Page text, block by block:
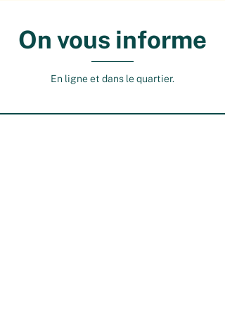
On vous informe
En ligne et dans le quartier.